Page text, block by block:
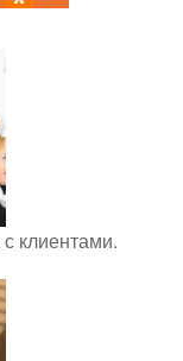
клиентами.